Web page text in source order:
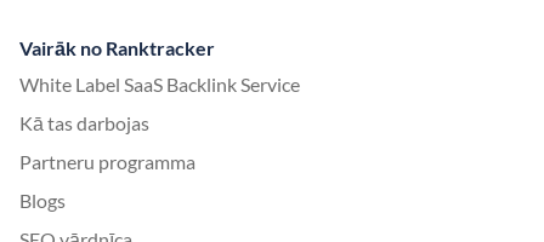
Vairāk no Ranktracker
White Label SaaS Backlink Service
Kā tas darbojas
Partneru programma
Blogs